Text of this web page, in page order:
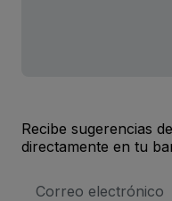
Recibe sugerencias
directamente en tu
de